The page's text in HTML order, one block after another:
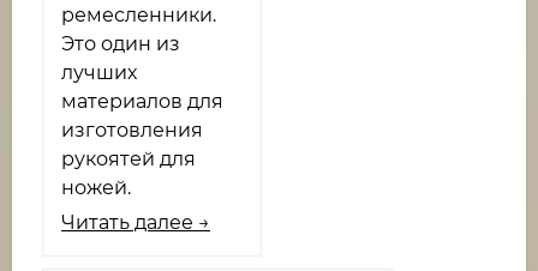
ремесленники.
Это один из
лучших
материалов для
изготовления
рукоятей для
ножей.
Читать далее →